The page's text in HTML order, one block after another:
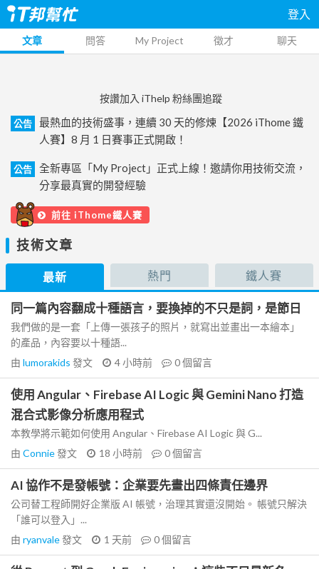
登入
文章 問答 My Project 徵才 聊天
按讚加入 iThelp 粉絲團追蹤
公告
最熱血的技術盛事，連續 30 天的修煉【2026 iThome 鐵
人賽】8 月 1 日賽事正式開啟！
公告
全新專區「My Project」正式上線！邀請你用技術交流，
分享最真實的開發經驗
前往 iThome鐵人賽
技術文章
最新 熱門 鐵人賽
同一篇內容翻成十種語言，要換掉的不只是詞，是節日
我們做的是一套「上傳一張孩子的照片，就寫出並畫出一本繪本」
的產品，內容要以十種語...
由 lumorakids 發文 4 小時前 0個留言
使用 Angular、Firebase AI Logic 與 Gemini Nano 打造
混合式影像分析應用程式
本教學將示範如何使用 Angular、Firebase AI Logic 與 G...
由 Connie發文 18 小時前 0個留言
AI 協作不是發帳號：企業要先畫出四條責任邊界
公司替工程師開好企業版 AI 帳號，治理其實還沒開始。 帳號只解決
「誰可以登入」...
由 ryanvale發文 1 天前 0個留言